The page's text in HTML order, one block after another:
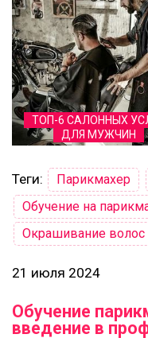
ТОП-6 САЛОННЫХ
ДЛЯ МУЖЧИН
Теги: Парикмахер
Обучение на
Окрашивание волос
21 июля 2024
Обучение
введение в